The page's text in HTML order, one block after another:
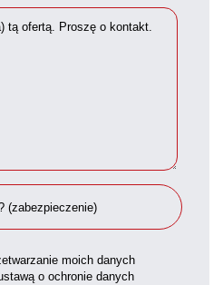
moich danych
o ochronie danych